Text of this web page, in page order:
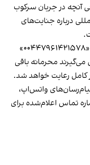
در جریان سرکوب
درباره جنایت‌های
عفو بین‌الملل با معرفی شماره تماس «۰۰۴۴۷۹۶۱۴۲۱۵۷۸»
محرمانه باقی
کامل رعایت خواهد شد.
واتس‌اپ،
تماس اعلام‌شده برای